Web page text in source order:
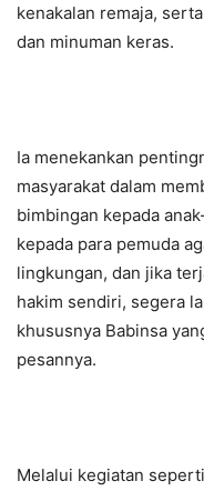
kenakalan remaja,
dan minuman keras.
Ia menekankan
masyarakat dalam
bimbingan kepada
kepada para pemuda
lingkungan, dan jika
hakim sendiri, segera
khususnya Babinsa
pesannya.
Melalui kegiatan